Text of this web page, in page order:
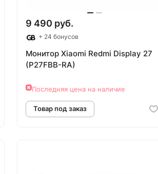
9 490 руб.
+ 24 бонусов
Монитор Xiaomi Redmi Display 27
(P27FBB-RA)
Последняя цена на наличие